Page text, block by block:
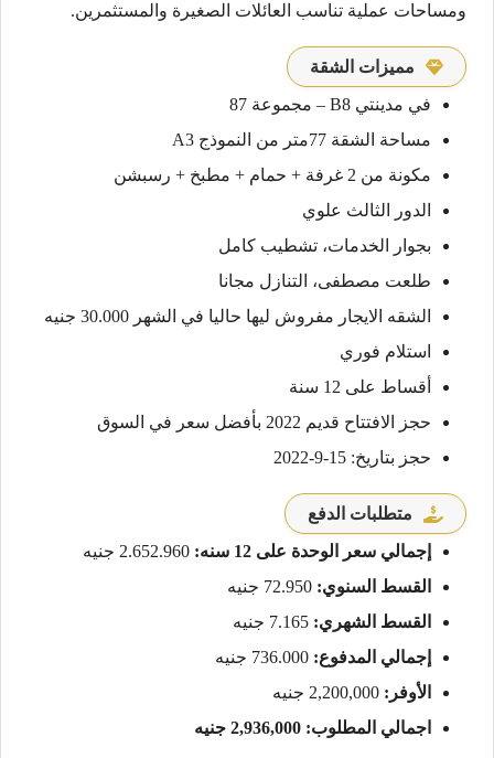
ومساحات عملية تناسب العائلات الصغيرة والمستثمرين.
مميزات الشقة
في مدينتي B8 – مجموعة 87
مساحة الشقة 77متر من النموذج A3
مكونة من 2 غرفة + حمام + مطبخ + رسبشن
الدور الثالث علوي
بجوار الخدمات، تشطيب كامل
طلعت مصطفى، التنازل مجانا
الشقه الايجار مفروش ليها حاليا في الشهر 30.000 جنيه
استلام فوري
أقساط على 12 سنة
حجز الافتتاح قديم 2022 بأفضل سعر في السوق
حجز بتاريخ: 15-9-2022
متطلبات الدفع
إجمالي سعر الوحدة على 12 سنه:
القسط السنوي:
القسط الشهري:
إجمالي المدفوع:
الأوفر:
اجمالي المطلوب: 2,936,000 جنيه